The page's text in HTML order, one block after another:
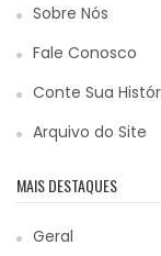
Sobre Nós
Fale Conosco
Conte Sua
Arquivo do Site
MAIS DESTAQUES
Geral